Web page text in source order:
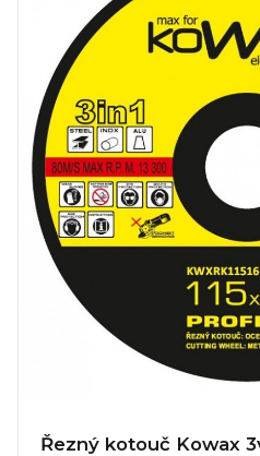
Řezný kotouč Kowax